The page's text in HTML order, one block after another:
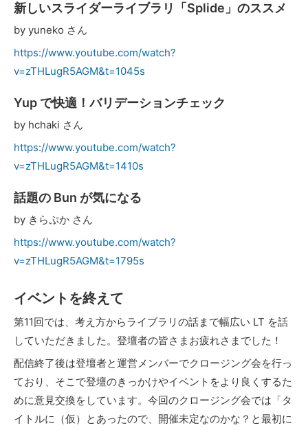
新しいスライダーライブラリ「Splide」のススメ
by yuneko さん
https://www.youtube.com/watch?
v=zTHLugR5AGM&t=1045s
Yup で快適！バリデーションチェック
by hchaki さん
https://www.youtube.com/watch?
v=zTHLugR5AGM&t=1410s
話題の Bun が気になる
by きらぷか さん
https://www.youtube.com/watch?
v=zTHLugR5AGM&t=1795s
イベントを終えて
第11回では、考え方からライブラリの話まで幅広い LT を話
していただきました。登壇者の皆さまお疲れさまでした！
配信終了後は登壇者と運営メンバーでクロージング会を行っ
ており、そこで登壇のきっかけやイベントをより良くするた
めに意見交換をしています。今回のクロージング会では「タ
イトルに（仮）とあったので、開催未定なのかな？と最初に